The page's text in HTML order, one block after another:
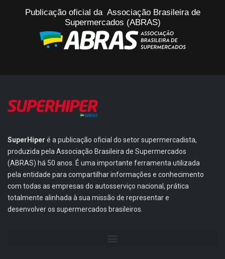
Publicação oficial da Associação Brasileira de
Supermercados (ABRAS)
SuperHiper é a publicação oficial do setor supermercadista,
produzida pela Associação Brasileira de Supermercados
(ABRAS) há 50 anos. É uma importante ferramenta utilizada
pela entidade para compartilhar informações e conhecimento
com todas as empresas do autosserviço nacional, prática
totalmente alinhada à sua missão de representar e
desenvolver os supermercados brasileiros.